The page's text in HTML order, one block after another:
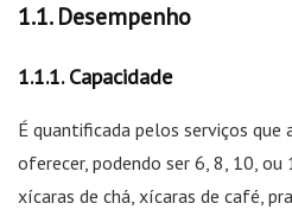
Desempenho
Capacidade
É quantificada pelos serviços que
oferecer, podendo ser 6, 8, 10, ou
xícaras de chá, xícaras de café,